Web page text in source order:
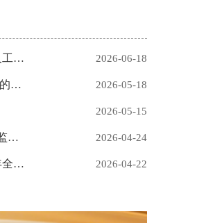
国家金融监督管理总局发布 《关于银行业保险业人工智能安全开发应用的指导意见》 2026-06-18
肖远企在澳门葡语国家（地区）保险监管研讨会上的演讲 2026-05-18
2026-05-15
中国人民银行 工业和信息化部 市场监管总局 金融监管总局 中国证监会 国家知识产权局 国家网信办 国家外汇局 有关负责人就《金融产品网络营销管理办法》答记者问 2026-04-24
防范和打击非法金融活动部际联席会议 召开2026年全体（扩大）会议暨防范和打击非法金融活动总体战动员部署会议 2026-04-22